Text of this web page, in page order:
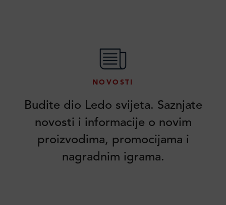
NOVOSTI
Budite dio Ledo svijeta. Saznjate
novosti i informacije o novim
proizvodima, promocijama i
nagradnim igrama.